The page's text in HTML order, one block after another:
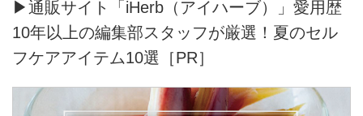
▶通販サイト「iHerb（アイハーブ）」愛用歴
10年以上の編集部スタッフが厳選！夏のセル
フケアアイテム10選［PR］